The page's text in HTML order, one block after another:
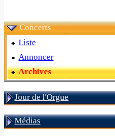
Concerts
Liste
Annoncer
Archives
Jour de l'Orgue
Médias